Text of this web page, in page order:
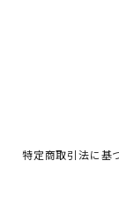
特定商取引法に基